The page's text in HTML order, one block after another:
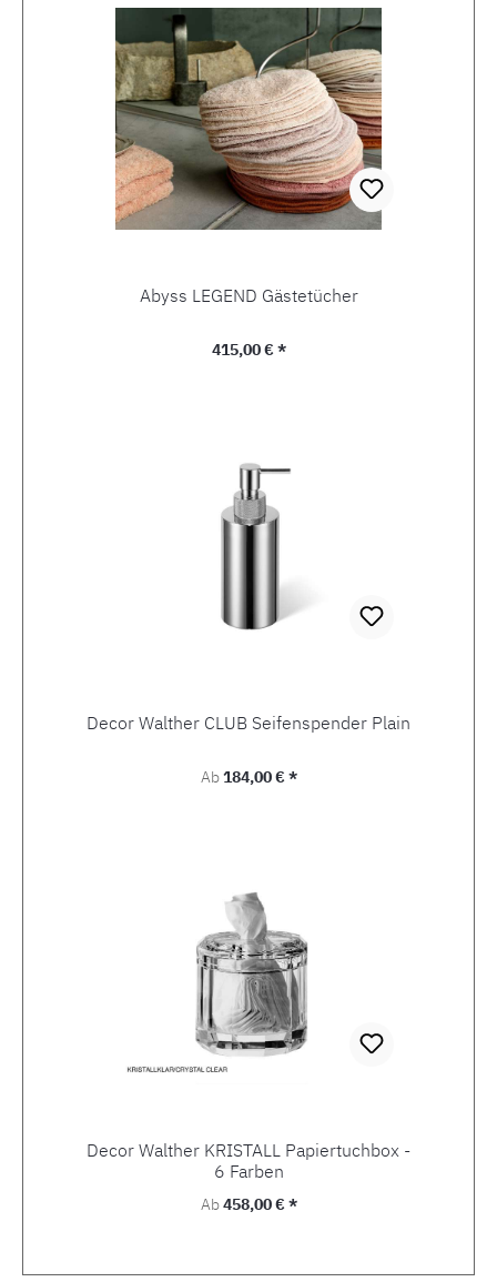
Abyss LEGEND Gästetücher
Regulärer Preis:
415,00 € *
Decor Walther CLUB Seifenspender Plain
Regulärer Preis:
Ab184,00 € *
Decor Walther KRISTALL Papiertuchbox -
6 Farben
Regulärer Preis:
Ab458,00 € *